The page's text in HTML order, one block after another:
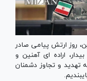
به مناسبت ۲۹ فروردین، روز ارتش پیامی صادر
اراده ای آهنین و
تهدید و تجاوز دشمنان